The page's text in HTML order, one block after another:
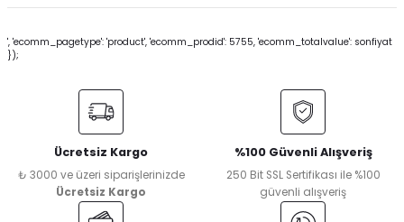
', 'ecomm_pagetype': 'product', 'ecomm_prodid': 5755, 'ecomm_totalvalue': sonfiyat
});
Ücretsiz Kargo
₺ 3000 ve üzeri siparişlerinizde
Ücretsiz Kargo
%100 Güvenli Alışveriş
250 Bit SSL Sertifikası ile %100
güvenli alışveriş